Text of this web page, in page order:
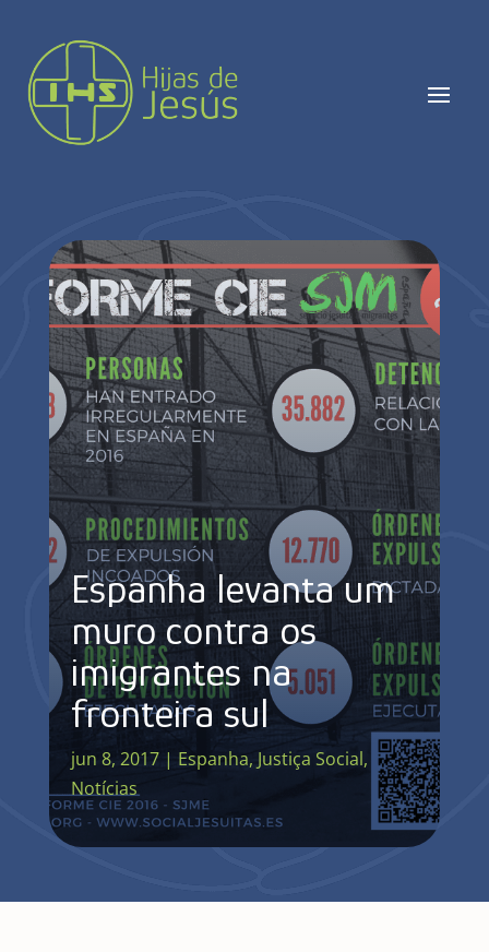
Espanha levanta um
muro contra os
imigrantes na
fronteira sul
jun 8, 2017| Espanha, Justiça Social,
Notícias